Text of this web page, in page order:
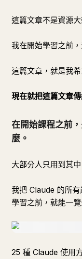
這篇文章不是資源
我在開始學習之前
這篇文章，就是我
現在就把這篇文章傳
在開始課程之前
麼。
大部分人只用到其
我把 Claude 的所
學習之前，就能一覽
25 種 Claude 使用